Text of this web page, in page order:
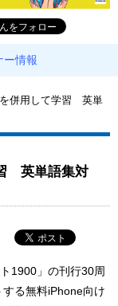
ー情報
併用して学習 英単
英単語集対
1900」の刊行30周
る無料iPhone向け